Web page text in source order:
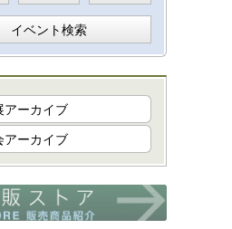
イベント検索
アーカイブ
アーカイブ